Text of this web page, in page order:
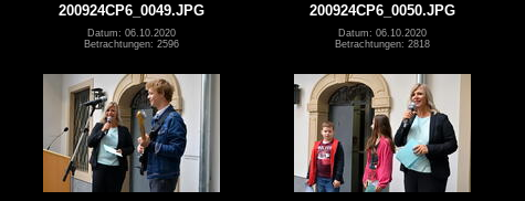
200924CP6_0049.JPG
Datum: 06.10.2020
Betrachtungen: 2596
200924CP6_0050.JPG
Datum: 06.10.2020
Betrachtungen: 2818